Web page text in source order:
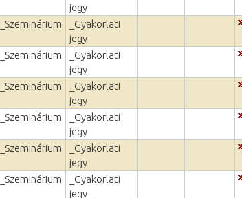
jegy
_Szeminárium
_Gyakorlati
jegy
_Szeminárium
_Gyakorlati
jegy
_Szeminárium
_Gyakorlati
jegy
_Szeminárium
_Gyakorlati
jegy
_Szeminárium
_Gyakorlati
jegy
_Szeminárium
_Gyakorlati
jegy